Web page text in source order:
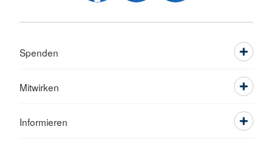
Spenden
Mitwirken
Informieren